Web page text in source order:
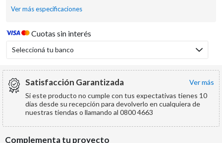
Ver más especificaciones
Cuotas sin interés
Seleccioná tu banco
Satisfacción Garantizada
ver más
Si este producto no cumple con tus expectativas tienes 10
días desde su recepción para devolverlo en cualquiera de
nuestras tiendas o llamando al 0800 4663
Complementa tu proyecto